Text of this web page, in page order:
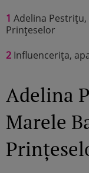
1 Adelina
Prințeselor
2 Influencerița,
Adelina
Marele